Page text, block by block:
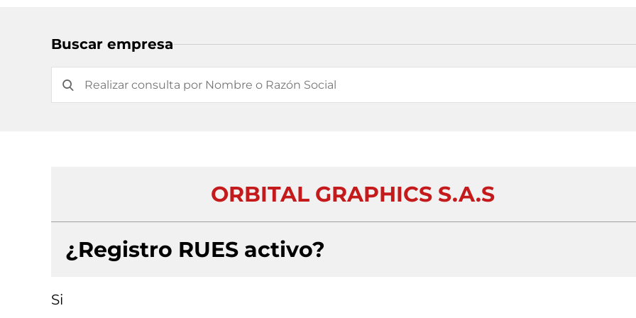
Buscar empresa
ORBITAL GRAPHICS S.A.S
¿Registro RUES activo?
Si